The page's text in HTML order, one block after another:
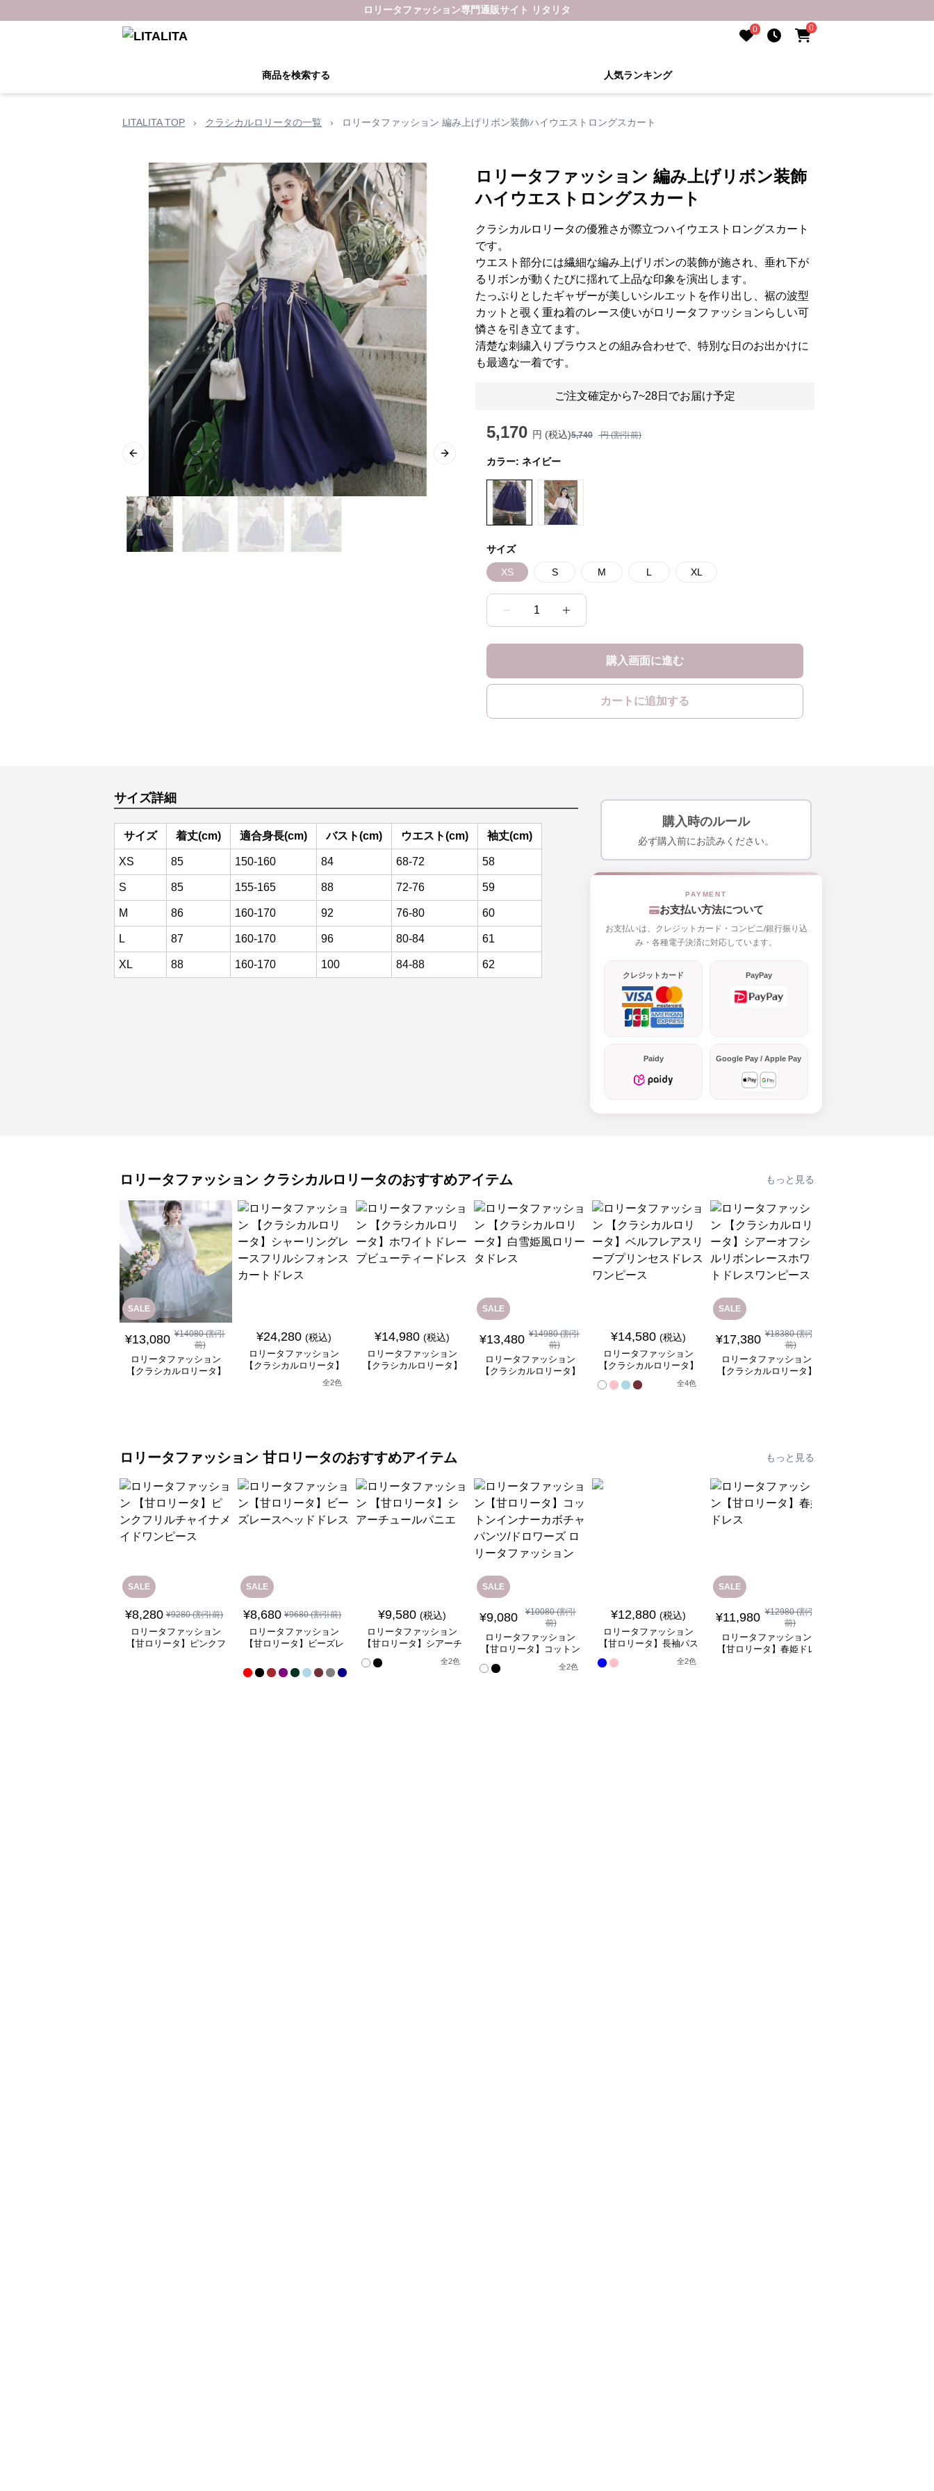
ロリータファッション専門通販サイト リタリタ
0 0
商品を検索する 人気ランキング
LITALITA TOP › クラシカルロリータの一覧 › ロリータファッション 編み上げリボン装飾ハイウエストロングスカート
Previous slide Next slide
ロリータファッション 編み上げリボン装飾
ハイウエストロングスカート
クラシカルロリータの優雅さが際立つハイウエストロングスカート
です。
ウエスト部分には繊細な編み上げリボンの装飾が施され、垂れ下が
るリボンが動くたびに揺れて上品な印象を演出します。
たっぷりとしたギャザーが美しいシルエットを作り出し、裾の波型
カットと覗く重ね着のレース使いがロリータファッションらしい可
憐さを引き立てます。
清楚な刺繍入りブラウスとの組み合わせで、特別な日のお出かけに
も最適な一着です。
ご注文確定から7~28日でお届け予定
5,170 円 (税込)5,740 円 (割引前)
カラー: ネイビー
サイズ
XS S M L XL
1
購入画面に進む
カートに追加する
サイズ詳細
サイズ 着丈(cm) 適合身長(cm) バスト(cm) ウエスト(cm) 袖丈(cm)
XS 85 150-160 84 68-72 58
S 85 155-165 88 72-76 59
M 86 160-170 92 76-80 60
L 87 160-170 96 80-84 61
XL 88 160-170 100 84-88 62
購入時のルール
必ず購入前にお読みください。
お支払い方法について
お支払いは、クレジットカード・コンビニ/銀行振り込
み・各種電子決済に対応しています。
クレジットカード PayPay
Paidy Google Pay / Apple Pay
ロリータファッション クラシカルロリータのおすすめアイテム もっと見る
SALE
¥13,080 ¥14080(割引
前)
ロリータファッション
【クラシカルロリータ】
¥24,280 (税込)
ロリータファッション
【クラシカルロリータ】
シャーリングレースフリ
ルシフォンスカートドレ
全2色
¥14,980 (税込)
ロリータファッション
【クラシカルロリータ】
SALE
¥13,480 ¥14980(割引
前)
ロリータファッション
【クラシカルロリータ】
¥14,580 (税込)
ロリータファッション
【クラシカルロリータ】
ベルフレアスリーブプリ
ンセスドレスワンピース
全4色
SALE
¥17,380 ¥18380(割引
前)
ロリータファッション
【クラシカルロリータ】
ロリータファッション 甘ロリータのおすすめアイテム もっと見る
SALE
¥8,280 ¥9280(割引前)
ロリータファッション
【甘ロリータ】ピンクフ
SALE
¥8,680 ¥9680(割引前)
ロリータファッション
【甘ロリータ】ビーズレ
¥9,580 (税込)
ロリータファッション
【甘ロリータ】シアーチ
全2色
SALE
¥9,080 ¥10080(割引
前)
ロリータファッション
【甘ロリータ】コットン
インナーカボチャパン
ツ/ドロワーズ ロリータ
全2色
¥12,880 (税込)
ロリータファッション
【甘ロリータ】長袖パス
全2色
SALE
¥11,980 ¥12980(割引
前)
ロリータファッション
【甘ロリータ】春姫ドレ